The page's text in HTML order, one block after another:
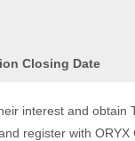
Closing Date
interest and
register with ORYX